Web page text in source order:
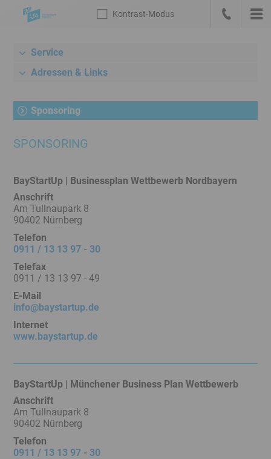
Sprungmarken
Kontrast-
Meta-
Navigation
Suche,
Bankenportal
Sprachwechsel
Hauptnavigation
Unternavigation
Rechner
Konditionen
Inhalt
Service
Menü
Juristisches
Menü
Startseite
Kontrast-Modus
Die
Service
Adressen & Links
Sponsoring
SPONSORING
BayStartUp | Businessplan Wettbewerb Nordbayern
Anschrift
Am Tullnaupark 8
90402 Nürnberg
Telefon
0911 / 13 13 97 - 30
Telefax
0911 / 13 13 97 - 49
E-Mail
info@baystartup.de
Internet
www.baystartup.de
BayStartUp | Münchener Business Plan Wettbewerb
Anschrift
Am Tullnaupark 8
90402 Nürnberg
Telefon
0911 / 13 13 97 - 30